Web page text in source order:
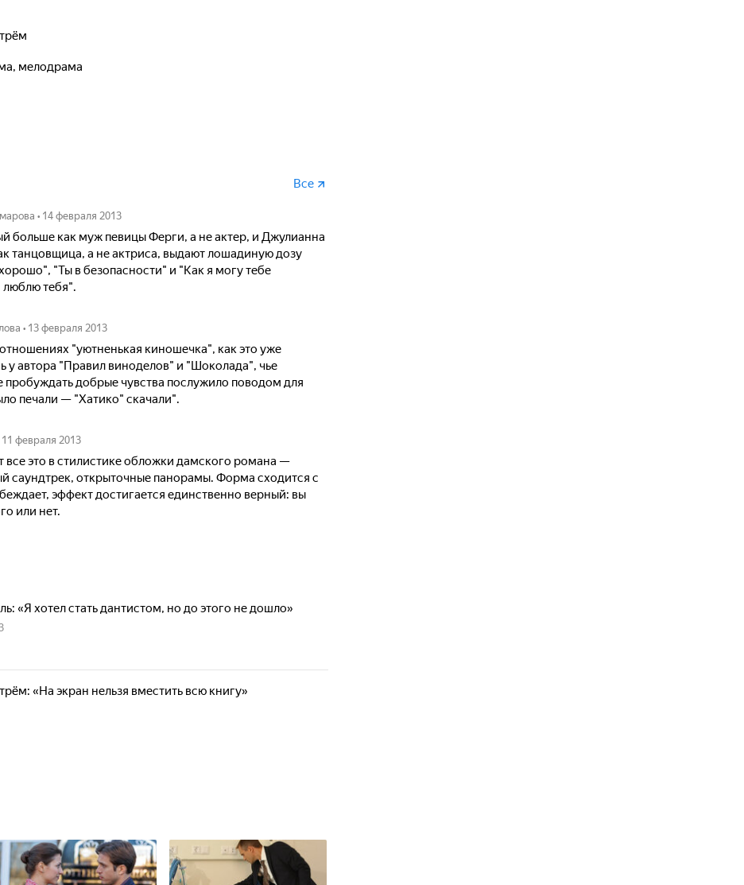
мелодрама
Все
• 14 февраля 2013
больше как муж певицы Ферги, а не актер, и Джулианна
танцовщица, а не актриса, выдают лошадиную дозу
"Ты в безопасности" и "Как я могу тебе
люблю тебя".
• 13 февраля 2013
"уютненькая киношечка", как это уже
у автора "Правил виноделов" и "Шоколада", чье
добрые чувства послужило поводом для
печали — "Хатико" скачали".
11 февраля 2013
все это в стилистике обложки дамского романа —
саундтрек, открыточные панорамы. Форма сходится с
эффект достигается единственно верный: вы
или нет.
«Я хотел стать дантистом, но до этого не дошло»
«На экран нельзя вместить всю книгу»